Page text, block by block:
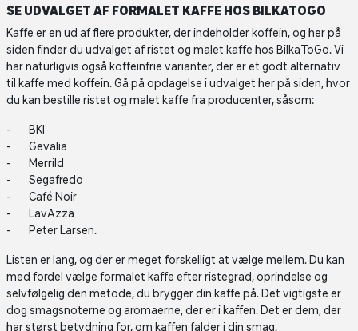
SE UDVALGET AF FORMALET KAFFE HOS BILKATOGO
Kaffe er en ud af flere produkter, der indeholder koffein, og her på
siden finder du udvalget af ristet og malet kaffe hos BilkaToGo. Vi
har naturligvis også koffeinfrie varianter, der er et godt alternativ
til kaffe med koffein. Gå på opdagelse i udvalget her på siden, hvor
du kan bestille ristet og malet kaffe fra producenter, såsom:
BKI
Gevalia
Merrild
Segafredo
Café Noir
LavAzza
Peter Larsen.
Listen er lang, og der er meget forskelligt at vælge mellem. Du kan
med fordel vælge formalet kaffe efter ristegrad, oprindelse og
selvfølgelig den metode, du brygger din kaffe på. Det vigtigste er
dog smagsnoterne og aromaerne, der er i kaffen. Det er dem, der
har størst betydning for, om kaffen falder i din smag.